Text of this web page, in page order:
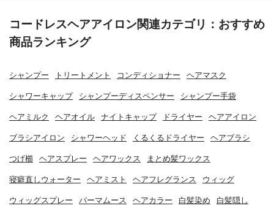
コードレスヘアアイロン関連カテゴリ：おすすめ
商品ランキング
シャンプー トリートメント コンディショナー ヘアマスク
シャワーキャップ シャンプーディスペンサー シャンプー手袋
ヘアミルク ヘアオイル ナイトキャップ ドライヤー ヘアアイロン
ブラシアイロン シャワーヘッド くるくるドライヤー ヘアブラシ
つげ櫛 ヘアスプレー ヘアワックス まとめ髪ワックス
寝癖直しウォーター ヘアミスト ヘアフレグランス ウィッグ
ウィッグスプレー パーマムース ヘアカラー 白髪染め 白髪隠し